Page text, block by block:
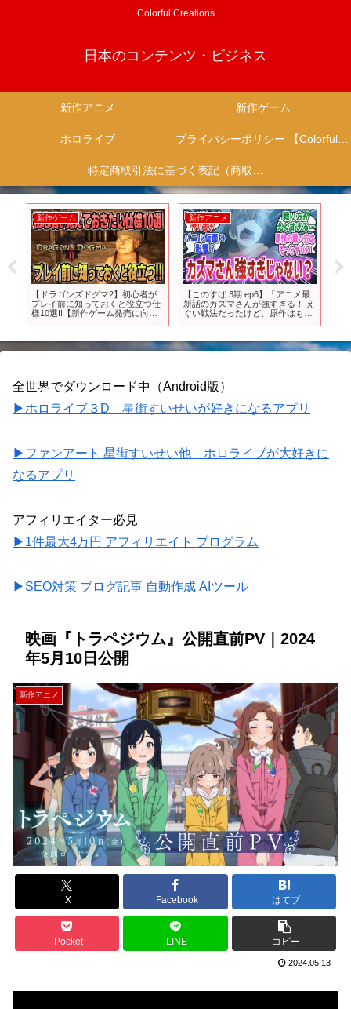
Colorful Creations
日本のコンテンツ・ビジネス
新作アニメ 新作ゲーム
ホロライブ プライバシーポリシー 【Colorful Creation】
特定商取引法に基づく表記（商取引に関する開示）
新作ゲーム
【ドラゴンズドグマ2】初心者が
プレイ前に知っておくと役立つ仕
様10選!!【新作ゲーム発売に向け
新作アニメ
【このすば 3期 ep6】「アニメ最
新話のカズマさんが強すぎる！ え
ぐい戦法だったけど、原作はもっ
【この素晴らしい世界に祝福を！
3】
た
全世界でダウンロード中（Android版）
▶ホロライブ３D 星街すいせいが好きになるアプリ
▶ファンアート 星街すいせい他 ホロライブが大好きに
なるアプリ
アフィリエイター必見
▶1件最大4万円 アフィリエイト プログラム
▶SEO対策 ブログ記事 自動作成 AIツール
映画『トラペジウム』公開直前PV｜2024
年5月10日公開
新作アニメ
X Facebook はてブ
Pocket LINE コピー
2024.05.13